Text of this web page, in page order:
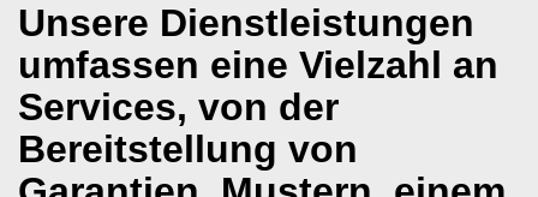
Unsere Dienstleistungen
umfassen eine Vielzahl an
Services, von der
Bereitstellung von